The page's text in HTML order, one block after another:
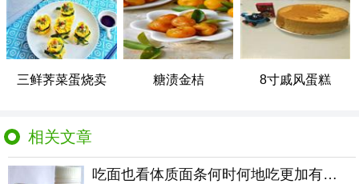
三鲜荠菜蛋烧卖 糖渍金桔 8寸戚风蛋糕
相关文章
吃面也看体质面条何时何地吃更加有营养？